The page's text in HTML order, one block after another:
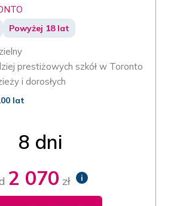
Powyżej 18 lat
prestiżowych szkół w Toronto
i dorosłych
lat
8 dni
2 070 zł i